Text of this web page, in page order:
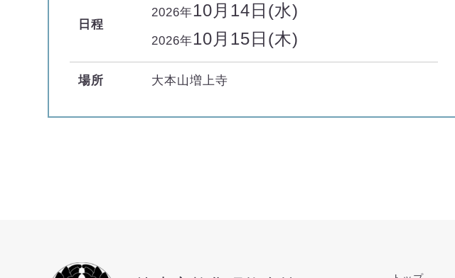
日程
2026年10月14日(水)
2026年10月15日(木)
場所 大本山増上寺